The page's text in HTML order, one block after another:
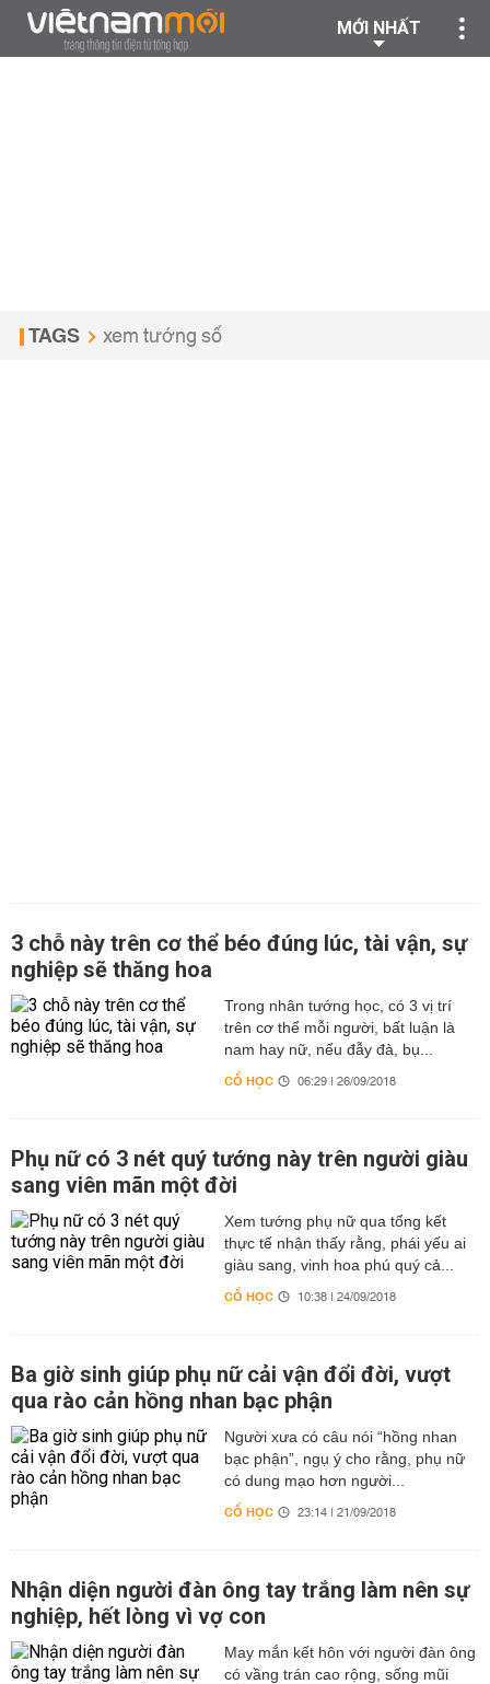
MỚI NHẤT
TAGS xem tướng số
3 chỗ này trên cơ thể béo đúng lúc, tài vận, sự
nghiệp sẽ thăng hoa
Trong nhân tướng học, có 3 vị trí
trên cơ thể mỗi người, bất luận là
nam hay nữ, nếu đẫy đà, bụ...
CỔ HỌC 06:29 | 26/09/2018
Phụ nữ có 3 nét quý tướng này trên người giàu
sang viên mãn một đời
Xem tướng phụ nữ qua tổng kết
thực tế nhận thấy rằng, phái yếu ai
giàu sang, vinh hoa phú quý cả...
CỔ HỌC 10:38 | 24/09/2018
Ba giờ sinh giúp phụ nữ cải vận đổi đời, vượt
qua rào cản hồng nhan bạc phận
Người xưa có câu nói “hồng nhan
bạc phận”, ngụ ý cho rằng, phụ nữ
có dung mạo hơn người...
CỔ HỌC 23:14 | 21/09/2018
Nhận diện người đàn ông tay trắng làm nên sự
nghiệp, hết lòng vì vợ con
May mắn kết hôn với người đàn ông
có vầng trán cao rộng, sống mũi